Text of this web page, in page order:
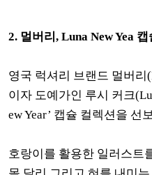
2. 멀버리, Luna New Yea
영국 럭셔리 브랜드 멀버
이자 도예가인 루시 커크
ew Year’ 캡슐 컬렉션을 선
호랑이를 활용한 일러스트